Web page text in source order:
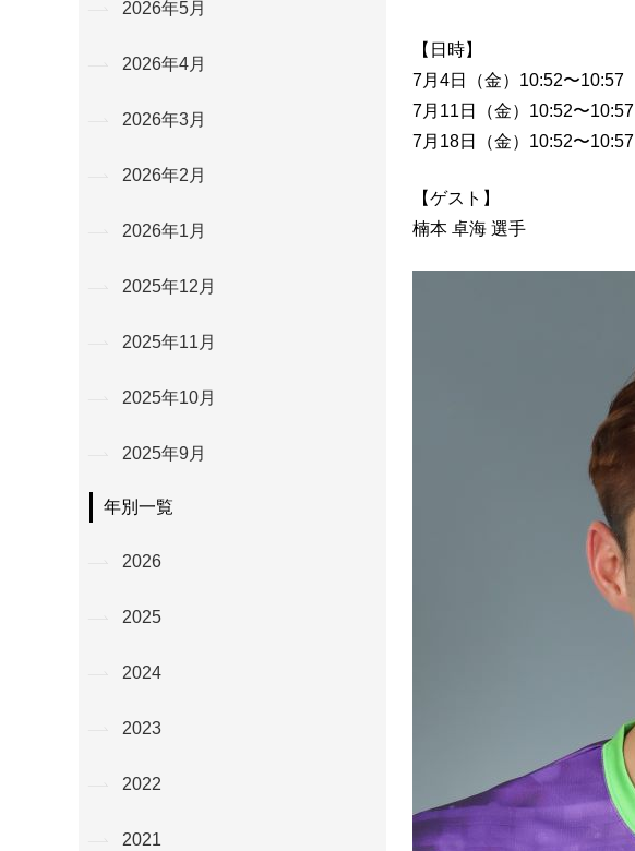
【日時】
7月4日（金）10:52〜10:57
7月11日（金）10:52〜10:57
7月18日（金）10:52〜10:57
【ゲスト】
楠本 卓海 選手
2026年5月
2026年4月
2026年3月
2026年2月
2026年1月
2025年12月
2025年11月
2025年10月
2025年9月
年別一覧
2026
2025
2024
2023
2022
2021